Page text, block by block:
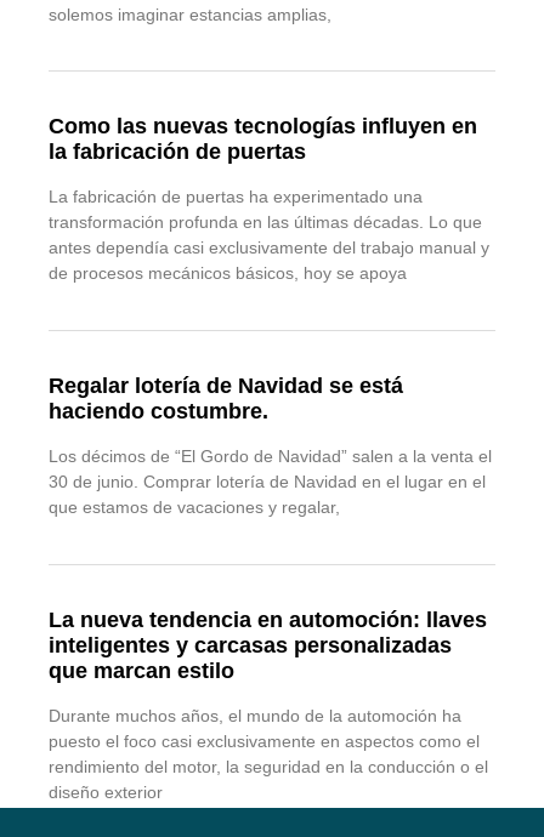
solemos imaginar estancias amplias,
Como las nuevas tecnologías influyen en
la fabricación de puertas
La fabricación de puertas ha experimentado una
transformación profunda en las últimas décadas. Lo que
antes dependía casi exclusivamente del trabajo manual y
de procesos mecánicos básicos, hoy se apoya
Regalar lotería de Navidad se está
haciendo costumbre.
Los décimos de “El Gordo de Navidad” salen a la venta el
30 de junio. Comprar lotería de Navidad en el lugar en el
que estamos de vacaciones y regalar,
La nueva tendencia en automoción: llaves
inteligentes y carcasas personalizadas
que marcan estilo
Durante muchos años, el mundo de la automoción ha
puesto el foco casi exclusivamente en aspectos como el
rendimiento del motor, la seguridad en la conducción o el
diseño exterior